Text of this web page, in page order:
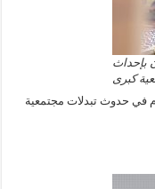
بإحداث
كبرى
في حدوث تبدلات مجتمعية